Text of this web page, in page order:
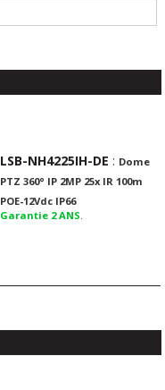
LSB-NH4225IH-DE : Dome
PTZ 360° IP 2MP 25x IR 100m
POE-12Vdc IP66
Garantie 2 ANS